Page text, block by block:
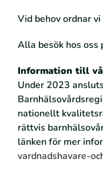
Vid behov ordnar
Alla besök hos oss
Information till
Under 2023
nationellt
rättvis
länken för mer
vardnadshavare-